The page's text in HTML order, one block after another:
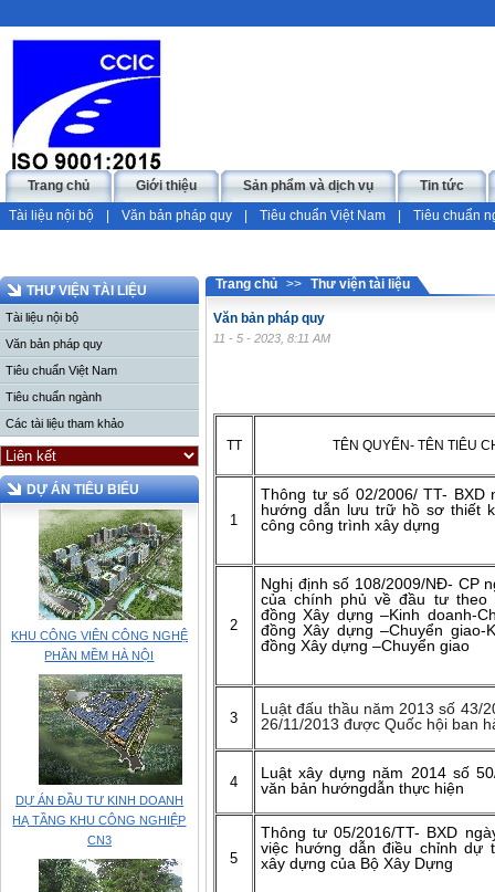
Trang chủ Giới thiệu Sản phẩm và dịch vụ
Tin tức
Tài liệu nội bộ
Văn bản pháp quy Tiêu chuẩn Việt Nam Tiêu chuẩn
THƯ VIỆN TÀI LIỆU
Tài liệu nội bộ
Văn bản pháp quy
Tiêu chuẩn Việt Nam
Tiêu chuẩn ngành
Các tài liệu tham khảo
DỰ ÁN TIÊU BIỂU
KHU CÔNG VIÊN CÔNG NGHỆ
PHẦN MỀM HÀ NỘI
DỰ ÁN ĐẦU TƯ KINH DOANH
HẠ TẦNG KHU CÔNG NGHIỆP
CN3
Trang chủ >> Thư viện tài liệu
Văn bản pháp quy
11 - 5 - 2023, 8:11 AM
TT TÊN QUYỂN- TÊN TIÊU
1
Thông tư số 02/2006/ TT- BXD
hướng dẫn lưu trữ hồ sơ thiết
công công trình xây dựng
2
Nghị định số 108/2009/NĐ- CP
của chính phủ về đầu tư theo
đồng Xây dựng –Kinh doanh-
đồng Xây dựng –Chuyển giao-
đồng Xây dựng –Chuyển giao
3
Luật đấu thầu năm 2013 số 43/
26/11/2013 được Quốc hội ban
4
Luật xây dựng năm 2014 số
văn bản hướngdẫn thực hiện
5
Thông tư 05/2016/TT- BXD
việc hướng dẫn điều chỉnh dự
xây dựng của Bộ Xây Dựng